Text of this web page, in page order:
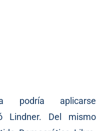
podría aplicarse
Lindner. Del mismo